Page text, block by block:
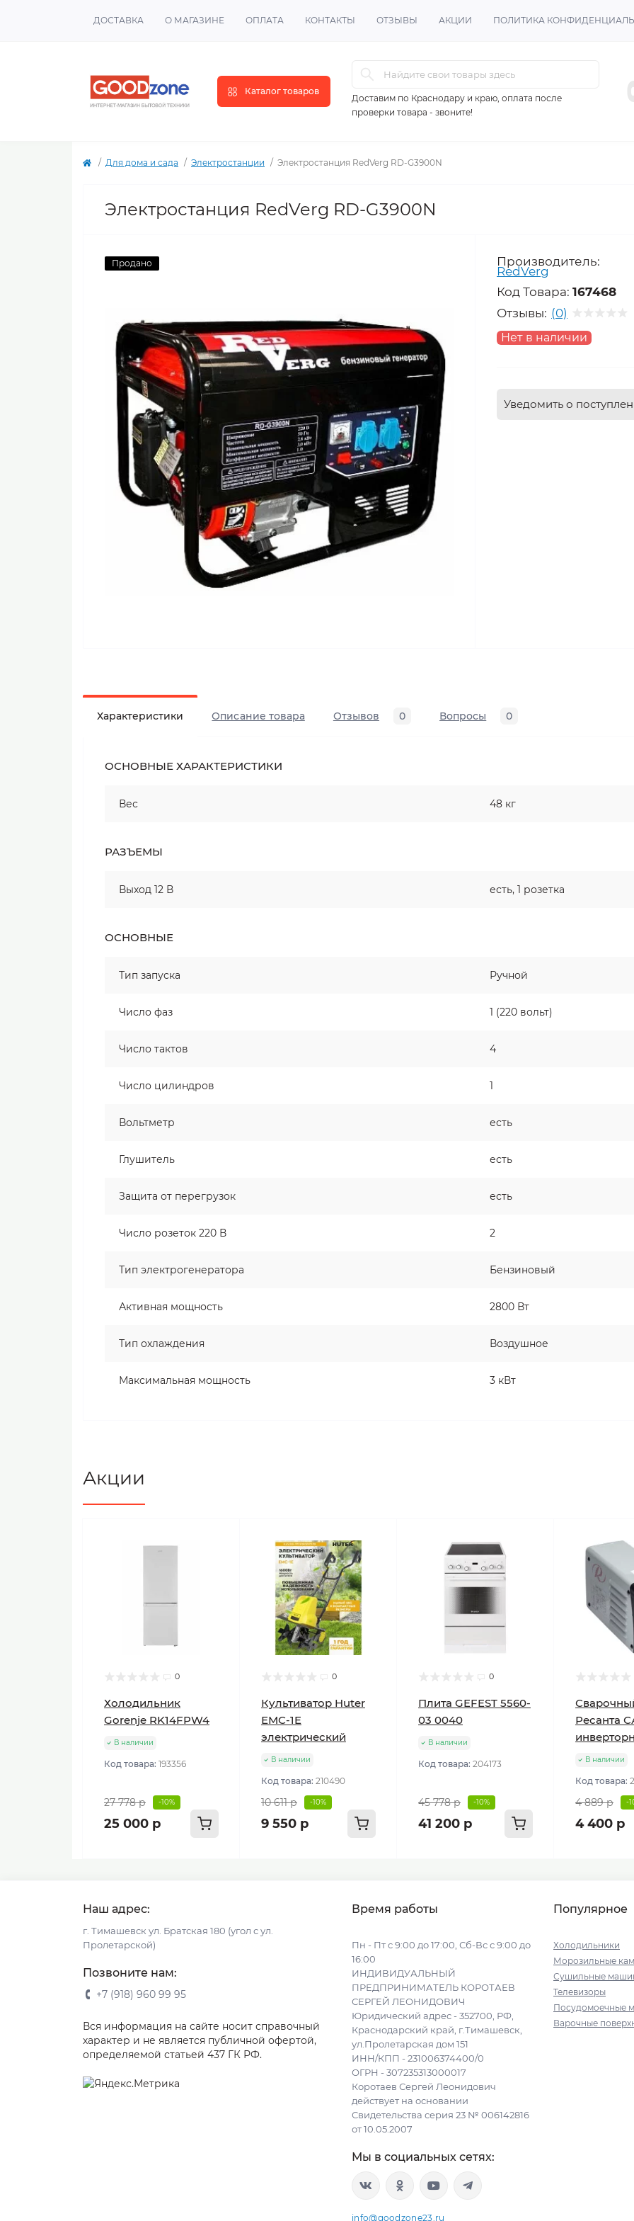
ДОСТАВКА О МАГАЗИНЕ ОПЛАТА КОНТАКТЫ ОТЗЫВЫ АКЦИИ ПОЛИТИКА
Каталог товаров
Доставим по Краснодару и краю, оплата после
проверки товара - звоните!
Для дома и сада Электростанции Электростанция RedVerg RD-G3900N
Электростанция RedVerg RD-G3900N
Продано Производитель:
RedVerg
Код Товара: 167468
Отзывы: (0)
Нет в наличии
Уведомить о
Характеристики Описание товара Отзывов 0 Вопросы 0
ОСНОВНЫЕ ХАРАКТЕРИСТИКИ
Вес 48 кг
РАЗЪЕМЫ
Выход 12 В есть, 1 розетка
ОСНОВНЫЕ
Тип запуска Ручной
Число фаз 1 (220 вольт)
Число тактов 4
Число цилиндров 1
Вольтметр есть
Глушитель есть
Защита от перегрузок есть
Число розеток 220 В 2
Тип электрогенератора Бензиновый
Активная мощность 2800 Вт
Тип охлаждения Воздушное
Максимальная мощность 3 кВт
Акции
0
Холодильник
Gorenje RK14FPW4
В наличии
Код товара: 193356
27 778 р -10%
25 000 р
0
Культиватор Huter
ЕМС-1E
электрический
В наличии
Код товара: 210490
10 611 р -10%
9 550 р
0
Плита GEFEST 5560-
03 0040
В наличии
Код товара: 204173
45 778 р -10%
41 200 р
Ресанта
В наличии
Код товара:
4 889 р -
4 400 р
Наш адрес:
г. Тимашевск ул. Братская 180 (угол с ул.
Пролетарской)
Позвоните нам:
+7 (918) 960 99 95
Вся информация на сайте носит справочный
характер и не является публичной офертой,
определяемой статьей 437 ГК РФ.
Время работы
Пн - Пт с 9:00 до 17:00, Сб-Вс с 9:00 до
16:00
ИНДИВИДУАЛЬНЫЙ
ПРЕДПРИНИМАТЕЛЬ КОРОТАЕВ
СЕРГЕЙ ЛЕОНИДОВИЧ
Юридический адрес - 352700, РФ,
Краснодарский край, г.Тимашевск,
ул.Пролетарская дом 151
ИНН/КПП - 231006374400/0
ОГРН - 307235313000017
Коротаев Сергей Леонидович
действует на основании
Свидетельства серия 23 № 006142816
от 10.05.2007
Мы в социальных сетях:
info@goodzone23.ru
Популярное
Холодильники
Морозильные
Сушильные
Телевизоры
Посудомоечные
Варочные